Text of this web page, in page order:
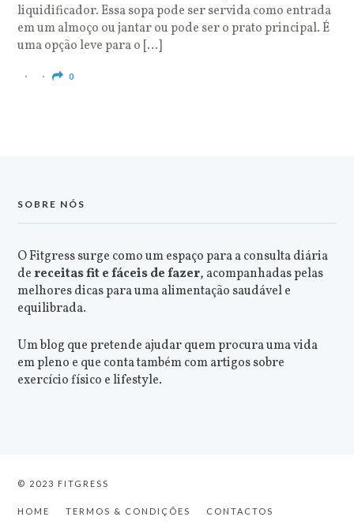
liquidificador. Essa sopa pode ser servida como entrada
em um almoço ou jantar ou pode ser o prato principal. É
uma opção leve para o […]
0
SOBRE NÓS
O Fitgress surge como um espaço para a consulta diária
dereceitas fit e fáceis de fazer, acompanhadas pelas
melhores dicas para uma alimentação saudável e
equilibrada.
Um blog que pretende ajudar quem procura uma vida
em pleno e que conta também com artigos sobre
exercício físico e lifestyle.
© 2023 FITGRESS
HOME TERMOS & CONDIÇÕES CONTACTOS